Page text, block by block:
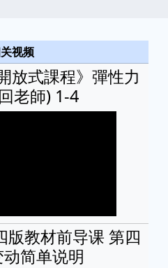
视频
放式課程》彈性力
老師) 1-4
版教材前导课 第四
简单说明